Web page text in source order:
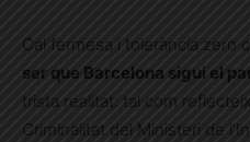
Cal fermesa i tolerància zero
ser que Barcelona sigui el
trista realitat: tal com
Criminalitat del Ministeri de